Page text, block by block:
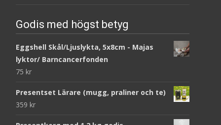
Godis med högst betyg
Eggshell Skål/Ljuslykta, 5x8cm - Majas
lyktor/ Barncancerfonden
75 kr
Presentset Lärare (mugg, praliner och te)
359 kr